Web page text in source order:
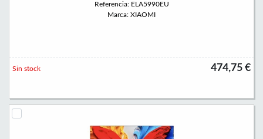
Referencia: ELA5990EU
Marca: XIAOMI
474,75 €
Sin stock